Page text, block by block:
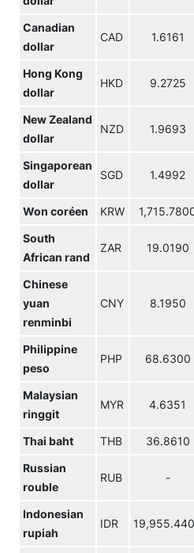
Canadian
dollar
CAD 1.6161
Hong Kong
dollar
HKD 9.2725
New Zealand
dollar
NZD 1.9693
Singaporean
dollar
SGD 1.4992
Won coréen KRW
South
African rand
ZAR 19.0190
Chinese
yuan
renminbi
CNY 8.1950
Philippine
peso
PHP 68.6300
Malaysian
ringgit
MYR 4.6351
Thai baht THB 36.8610
Russian
rouble
RUB -
Indonesian
rupiah
IDR